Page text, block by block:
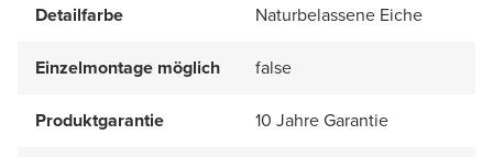
Detailfarbe Naturbelassene Eiche
Einzelmontage möglich false
Produktgarantie 10 Jahre Garantie